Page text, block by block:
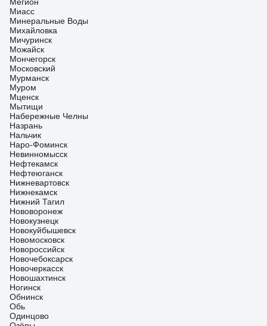
Миасс
Минеральные Воды
Михайловка
Мичуринск
Можайск
Мончегорск
Московский
Мурманск
Муром
Мценск
Мытищи
Набережные Челны
Назрань
Нальчик
Наро-Фоминск
Невинномысск
Нефтекамск
Нефтеюганск
Нижневартовск
Нижнекамск
Нижний Тагил
Нововоронеж
Новокузнецк
Новокуйбышевск
Новомосковск
Новороссийск
Новочебоксарск
Новочеркасск
Новошахтинск
Ногинск
Обнинск
Обь
Одинцово